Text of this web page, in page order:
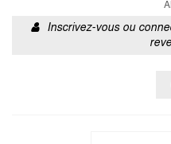
Inscrivez-vous ou